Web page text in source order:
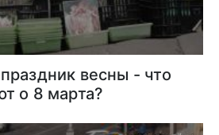
весны - что
о 8 марта?